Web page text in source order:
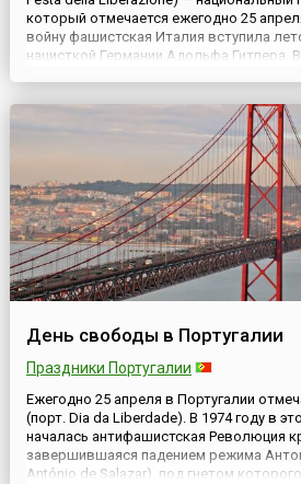
который отмечается ежегодно 25
войну фашистская Италия вступила
нацисткой Германии Адольфа Гитлера.
День свободы в Португалии
Праздники Португалии
Ежегодно 25 апреля в Португалии
(порт. Dia da Liberdade). В 1974 году в
началась антифашистская Революция
завершившаяся падением режима
António de Salazar), под гнетом